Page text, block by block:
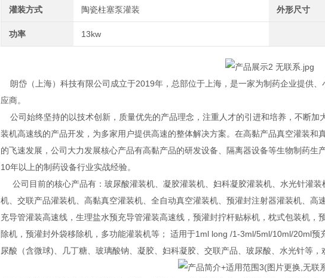
灌装方式 陶瓷柱塞泵灌装 外形尺寸
功率 13kw
朗岱（上海）科技有限公司成立于2019年，总部位于上海，是一家为制药企业提供
应商。
公司始终坚持的以技术创新，质量优先的产品理念，注重人才的引进和培养，不断加
装机高速线的产品开发，为多家用户提供高速的整体解决方案。在高黏产品真空灌装和
的飞速发展，公司大力发展核心产品有高黏产品的研发设备、隔离器设备等生物制药
10年以上的制药设备行业实战经验。
公司目前的核心产品有：玻尿酸灌装机、凝胶灌装机、妇科凝胶灌装机、水光针灌
机、交联产品灌装机、高黏真空灌装机、全自动真空灌装机、预灌封注射器灌装机、高
充导管灌装高速线，生理盐水预充导管灌装高速线，预灌封拧杆贴标机，枕式包装机
除机，预灌封外袋移除机，多功能灌装机等； 适用于1ml long /1-3ml/5ml/10ml/20ml
尿酸（含微球)、几丁糖、玻璃酸钠、凝胶、妇科凝胶、交联产品、玻尿酸、水光针等，